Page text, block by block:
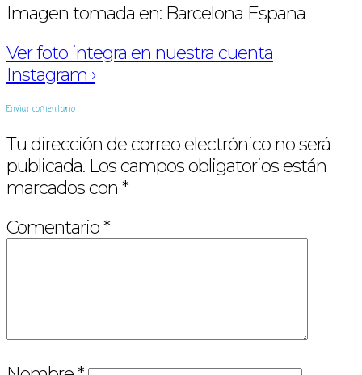
Imagen tomada en: Barcelona Espana
Ver foto integra en nuestra cuenta
Instagram ›
Enviar comentario
Tu dirección de correo electrónico no será
publicada. Los campos obligatorios están
marcados con *
Comentario*